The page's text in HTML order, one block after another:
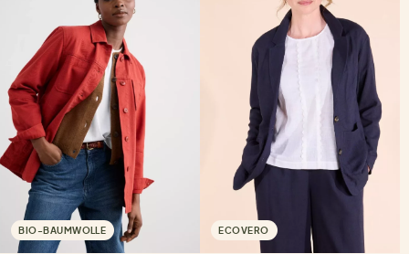
BIO-BAUMWOLLE ECOVERO